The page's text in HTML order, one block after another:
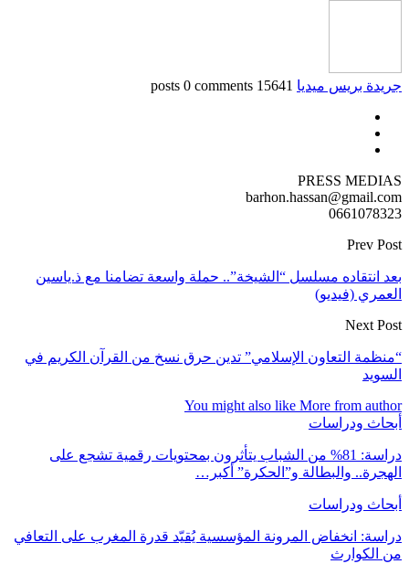
جريدة بريس ميديا 15641 posts
0 comments
PRESS MEDIAS
barhon.hassan@gmail.com
0661078323
Prev Post
بعد انتقاده مسلسل “الشيخة”.. حملة واسعة تضامنا مع ذ.ياسين
العمري (فيديو)
Next Post
“منظمة التعاون الإسلامي” تدين حرق نسخ من القرآن الكريم في
السويد
You might also like More from author
أبحاث ودراسات
دراسة: 81% من الشباب يتأثرون بمحتويات رقمية تشجع على
الهجرة.. والبطالة و”الحكرة” أكبر…
أبحاث ودراسات
دراسة: انخفاض المرونة المؤسسية يُقيّد قدرة المغرب على التعافي
من الكوارث